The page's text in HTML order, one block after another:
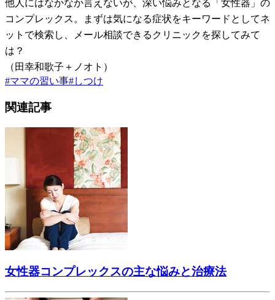
他人にはなかなか言えないが、深い悩みとなる「女性器」の
コンプレックス。まずは気になる症状をキーワードとしてネ
ットで検索し、メール相談できるクリニックを探してみて
は？
（田幸和歌子＋ノオト）
#ママの習い事#しつけ
関連記事
女性器コンプレックスの主な悩みと治療法